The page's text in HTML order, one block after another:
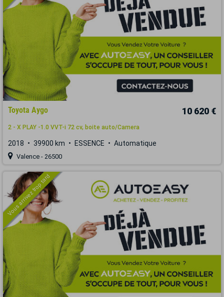
Toyota Aygo 10 620 €
2 - X PLAY -1.0 VVT-i 72 cv, boite auto/Camera
2018 39900 km ESSENCE Automatique
Valence - 26500
Vous arrivez trop tard